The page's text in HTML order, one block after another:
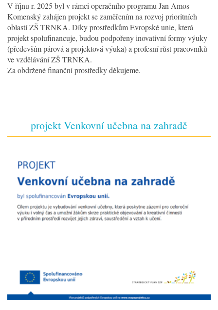
V říjnu r. 2025 byl v rámci operačního programu Jan Amos
Komenský zahájen projekt se zaměřením na rozvoj prioritních
oblastí ZŠ TRNKA. Díky prostředkům Evropské unie, která
projekt spolufinancuje, budou podpořeny inovativní formy výuky
(především párová a projektová výuka) a profesní růst pracovníků
ve vzdělávání ZŠ TRNKA.
Za obdržené finanční prostředky děkujeme.
projekt Venkovní učebna na zahradě